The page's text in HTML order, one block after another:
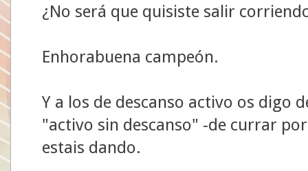
¿No será que quisiste salir
Enhorabuena campeón.
Y a los de descanso activo os digo
"activo sin descanso" -de currar
estais dando.